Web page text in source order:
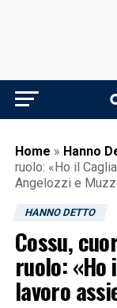
Home » Hanno
ruolo: «Ho il
Angelozzi e
HANNO DETTO
Cossu,
ruolo:
lavoro